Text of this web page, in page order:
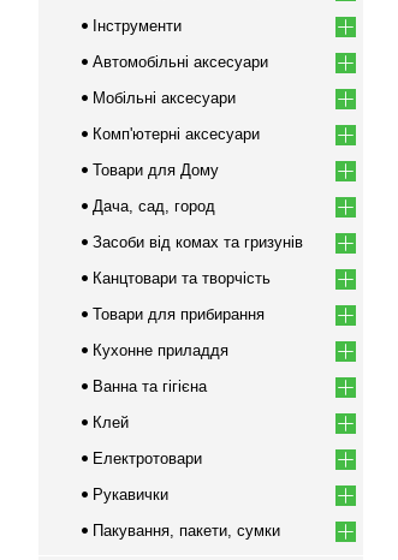
Інструменти
Автомобільні аксесуари
Мобільні аксесуари
Комп'ютерні аксесуари
Товари для Дому
Дача, сад, город
Засоби від комах та гризунів
Канцтовари та творчість
Товари для прибирання
Кухонне приладдя
Ванна та гігієна
Клей
Електротовари
Рукавички
Пакування, пакети, сумки